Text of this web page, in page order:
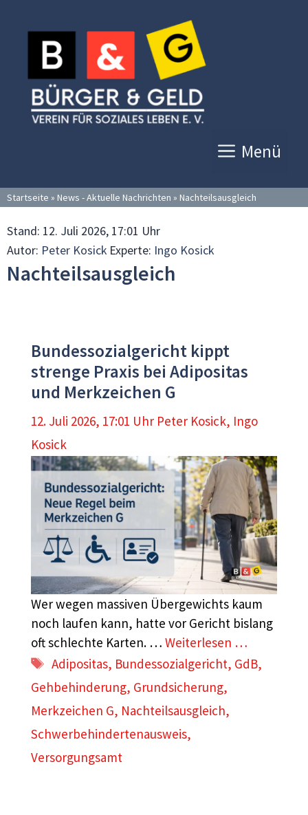
Inhalt
springen
Menü
Startseite » News - Aktuelle Nachrichten » Nachteilsausgleich
Stand: 12. Juli 2026, 17:01 Uhr
Autor: Peter Kosick Experte: Ingo Kosick
Nachteilsausgleich
Bundessozialgericht kippt
strenge Praxis bei Adipositas
und Merkzeichen G
12. Juli 2026, 17:01 Uhr Peter Kosick, Ingo
Kosick
Wer wegen massiven Übergewichts kaum
noch laufen kann, hatte vor Gericht bislang
oft schlechte Karten. … Weiterlesen …
Schlagwörter
Adipositas, Bundessozialgericht, GdB,
Gehbehinderung, Grundsicherung,
Merkzeichen G, Nachteilsausgleich,
Schwerbehindertenausweis,
Versorgungsamt